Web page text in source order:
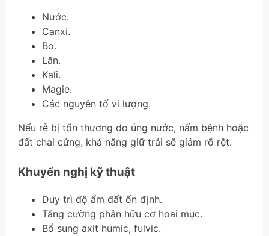
Nước.
Canxi.
Bo.
Lân.
Kali.
Magie.
Các nguyên tố vi lượng.
Nếu rễ bị tổn thương do úng nước, nấm bệnh hoặc
đất chai cứng, khả năng giữ trái sẽ giảm rõ rệt.
Khuyến nghị kỹ thuật
Duy trì độ ẩm đất ổn định.
Tăng cường phân hữu cơ hoai mục.
Bổ sung axit humic, fulvic.